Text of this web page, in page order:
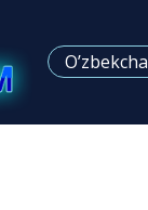
O’zbekcha